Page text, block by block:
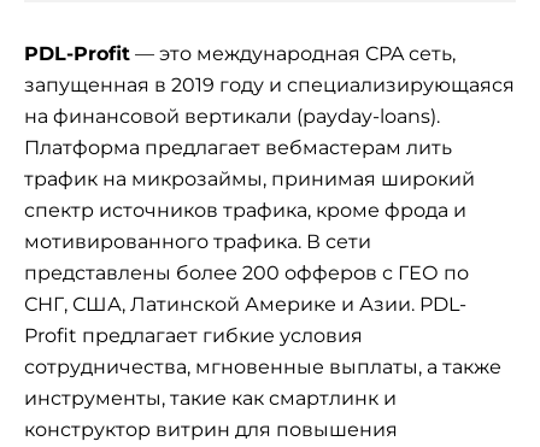
PDL-Profit — это международная CPA сеть,
запущенная в 2019 году и специализирующаяся
на финансовой вертикали (payday-loans).
Платформа предлагает вебмастерам лить
трафик на микрозаймы, принимая широкий
спектр источников трафика, кроме фрода и
мотивированного трафика. В сети
представлены более 200 офферов с ГЕО по
СНГ, США, Латинской Америке и Азии. PDL-
Profit предлагает гибкие условия
сотрудничества, мгновенные выплаты, а также
инструменты, такие как смартлинк и
конструктор витрин для повышения